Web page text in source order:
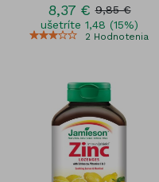
8,37 € 9,85 €
ušetríte 1,48 (15%)
2 Hodnotenia